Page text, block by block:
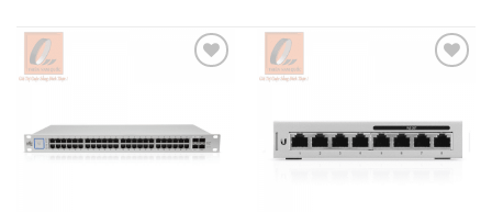
Add to
wishlist
Add to
wishlist